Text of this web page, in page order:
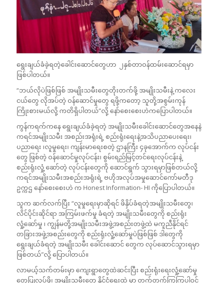
ရွေးချယ်ခံခဲ့ရတဲ့ခေါင်းဆောင်တွေဟာ ၂နှစ်တာဝန်ထမ်းဆောင်ရမှာ
ဖြစ်ပါတယ်။
“ဘယ်လိုပဲဖြစ်ဖြစ် အမျိုးသမီးတွေတိုးတက်ဖို့ အမျိုးသမီးနဲ့ ကလေး
ငယ်တွေ လိုအပ်တဲ့ ဝန်ဆောင်မှုတွေ ရဖို့ကတော့ သူတို့အစွမ်းကုန်
ကြိုးစားမယ်လို့ ကတိရှိပါတယ်”လို့ နော်စေးစေးဟဲကပြောပါတယ်။
ကွန်ကရက်ကနေ ရွေးချယ်ခံခဲ့ရတဲ့ အမျိုးသမီးခေါင်းဆောင်တွေအနေနဲ့
ကရင်အမျိုးသမီး အစည်းအရုံးရဲ့ စည်းရုံးရေးနဲ့အသိပညာပေးရေး၊
ပညာရေး ၊လူမှုရေး၊ ကျန်းမာရေးစတဲ့ ဌာနကြီး ၄ခုအောက်က လုပ်ငန်း
တွေ ဖြစ်တဲ့ ဝန်ဆောင်မှုလုပ်ငန်း၊ စွမ်းရည်မြင့်တင်ရေးလုပ်ငန်းနဲ့
စည်းရုံးလှုံ့ ဆော်တဲ့ လုပ်ငန်းတွေကို ဆောင်ရွက် သွားရမှာဖြစ်တယ်လို့
ကရင်အမျိုးသမီးအစည်းအရုံးရဲ့ ဗဟိုအလုပ်အမှုဆောင်ကော်မတီဒု
ဥက္ကဌ နော်စေးစေးဟဲ က Honest Information- HI ကိုပြောပါတယ်။
သူက ဆက်လက်ပြီး “လူမှုရေးမှာဆိုရင် ဖိနှိပ်ခံရတဲ့အမျိုးသမီးတွေ၊
လိင်ပိုင်းဆိုင်ရာ အကြမ်းဖက်မှု ခံရတဲ့ အမျိုးသမီးတွေကို စည်းရုံး
လှုံ့ဆော်မှု ၊ ကျွန်မတို့အမျိုးသမီးအဖွဲ့အစည်းတဖွဲ့ထဲ မကူညီနိုင်ရင်
တခြားအဖွဲ့အစည်းတွေကို စည်းရုံးလှုံ့ဆော်မှုပဲဖြစ်ဖြစ် ဒါတွေကို
ရွေးချယ်ခံရတဲ့ အမျိုးသမီး ခေါင်းဆောင် တွေက လုပ်ဆောင်သွားရမှာ
ဖြစ်တယ်”လို့ ပြောပါတယ်။
လာမယ့်သက်တမ်းမှာ ကျေးရွာတွေထဲဆင်းပြီး စည်းရုံးရေးလှုံ့ဆော်မှု
တွေပြုလုပ်ဖို့၊ အမျိုးသမီးတွေ နိုင်ငံရေးထဲ မှာ တက်တက်ကြွကြွပါဝင်